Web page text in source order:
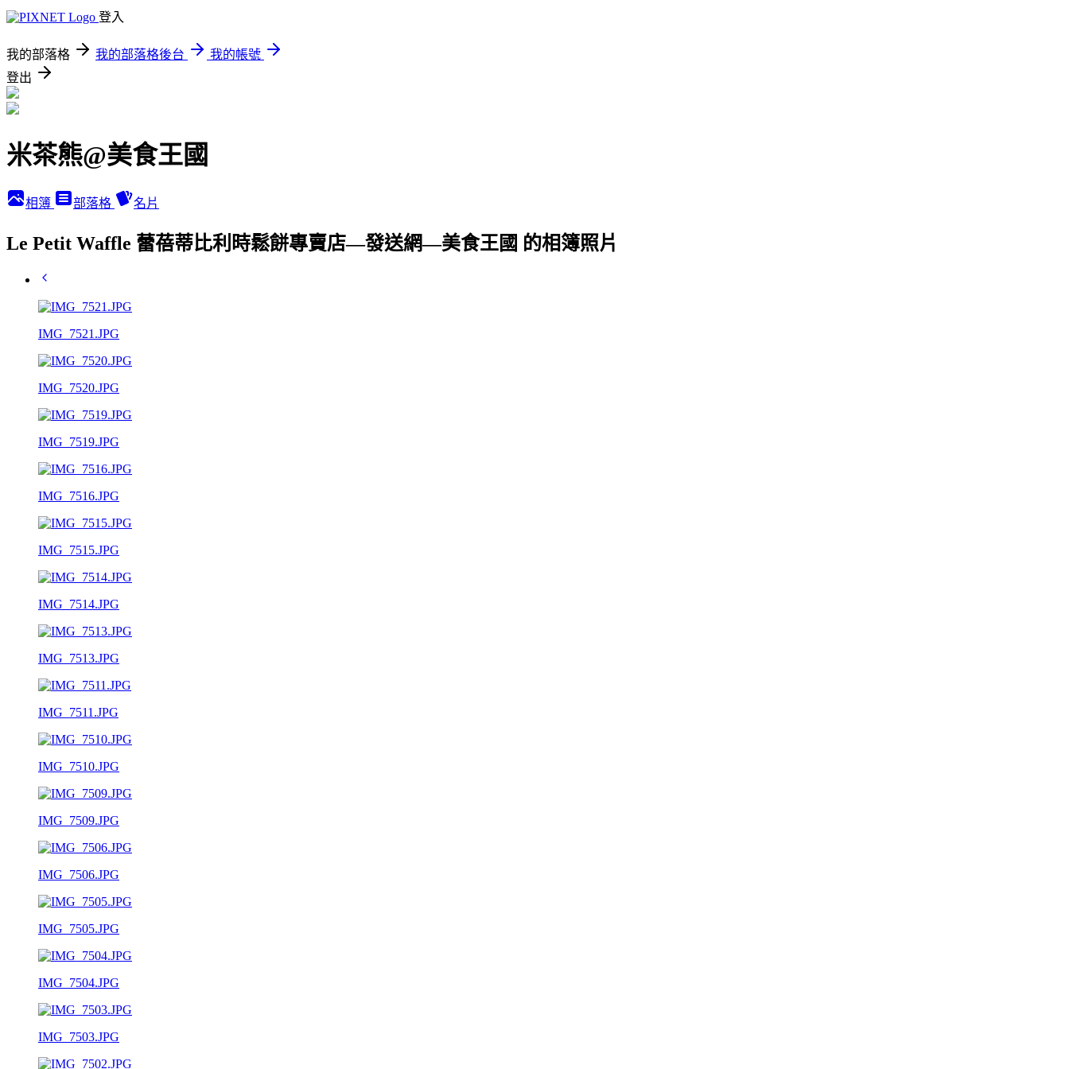
登入
我的部落格 我的部落格後台
我的帳號
登出
米茶熊@美食王國
相簿 部落格 名片
Le Petit Waffle 蕾蓓蒂比利時鬆餅專賣店—發送網—美食王國 的相簿照片
IMG_7521.JPG
IMG_7520.JPG
IMG_7519.JPG
IMG_7516.JPG
IMG_7515.JPG
IMG_7514.JPG
IMG_7513.JPG
IMG_7511.JPG
IMG_7510.JPG
IMG_7509.JPG
IMG_7506.JPG
IMG_7505.JPG
IMG_7504.JPG
IMG_7503.JPG